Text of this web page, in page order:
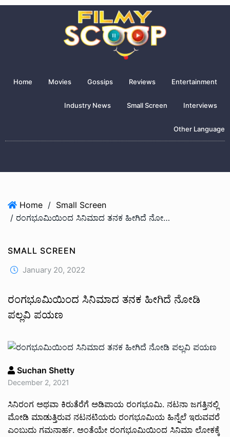
Home Movies Gossips Reviews Entertainment
Industry News Small Screen Interviews
Other Language
Home / Small Screen
/ ರಂಗಭೂಮಿಯಿಂದ ಸಿನಿಮಾದ ತನಕ ಹೀಗಿದೆ ನೋಡಿ ಪಲ್ಲವಿ ಪಯಣ
SMALL SCREEN
January 20, 2022
ರಂಗಭೂಮಿಯಿಂದ ಸಿನಿಮಾದ ತನಕ ಹೀಗಿದೆ ನೋಡಿ
ಪಲ್ಲವಿ ಪಯಣ
Suchan Shetty
December 2, 2021
ಸಿನಿರಂಗ ಅಥವಾ ಕಿರುತೆರೆಗೆ ಅಡಿಪಾಯ ರಂಗಭೂಮಿ. ನಟನಾ ಜಗತ್ತಿನಲ್ಲಿ
ಮೋಡಿ ಮಾಡುತ್ತಿರುವ ನಟನಟಿಯರು ರಂಗಭೂಮಿಯ ಹಿನ್ನೆಲೆ ಇರುವವರೆ
ಎಂಬುದು ಗಮನಾರ್ಹ. ಅಂತೆಯೇ ರಂಗಭೂಮಿಯಿಂದ ಸಿನಿಮಾ ಲೋಕಕ್ಕೆ